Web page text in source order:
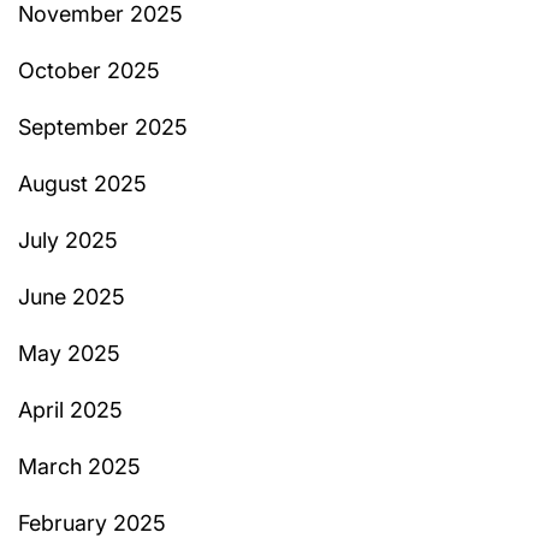
November 2025
October 2025
September 2025
August 2025
July 2025
June 2025
May 2025
April 2025
March 2025
February 2025